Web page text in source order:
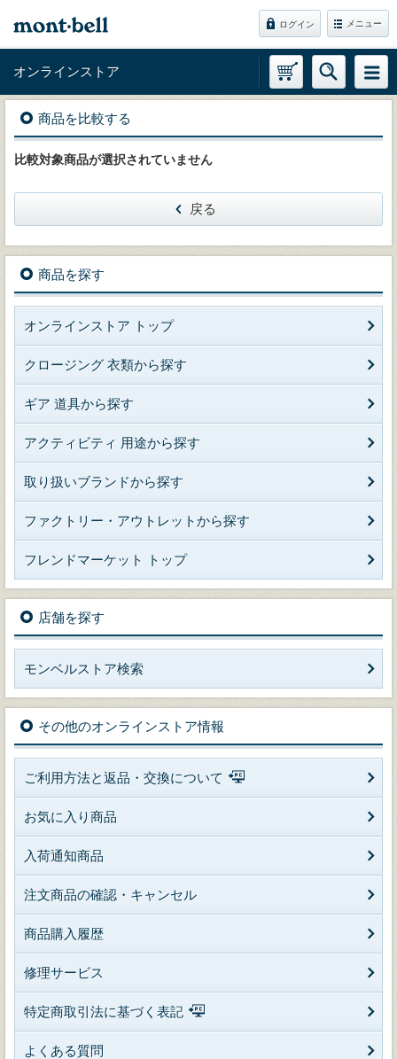
ログイン メニュー
オンラインストア
商品を比較する
比較対象商品が選択されていません
戻る
商品を探す
オンラインストア トップ
クロージング 衣類から探す
ギア 道具から探す
アクティビティ 用途から探す
取り扱いブランドから探す
ファクトリー・アウトレットから探す
フレンドマーケット トップ
店舗を探す
モンベルストア検索
その他のオンラインストア情報
ご利用方法と返品・交換について
お気に入り商品
入荷通知商品
注文商品の確認・キャンセル
商品購入履歴
修理サービス
特定商取引法に基づく表記
よくある質問